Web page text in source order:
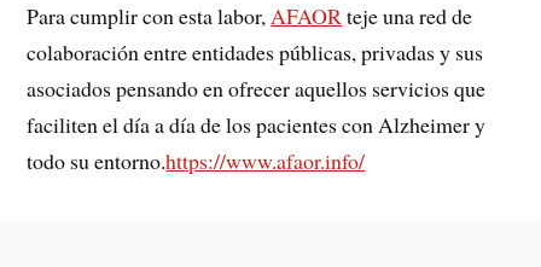
Para cumplir con esta labor,AFAORteje una red de
colaboración entre entidades públicas, privadas y sus
asociados pensando en ofrecer aquellos servicios que
faciliten el día a día de los pacientes con Alzheimer y
todo su entorno.https://www.afaor.info/